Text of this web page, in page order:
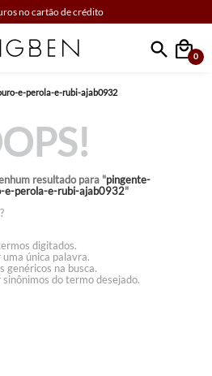
no cartão de crédito
0
e-perola-e-rubi-ajab0932
resultado para "pingente-
e-perola-e-rubi-ajab0932"
digitados.
única palavra.
genéricos na busca.
do termo desejado.